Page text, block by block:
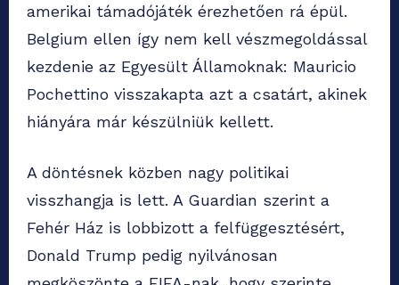
amerikai támadójáték érezhetően rá épül.
Belgium ellen így nem kell vészmegoldással
kezdenie az Egyesült Államoknak: Mauricio
Pochettino visszakapta azt a csatárt, akinek
hiányára már készülniük kellett.
A döntésnek közben nagy politikai
visszhangja is lett. A Guardian szerint a
Fehér Ház is lobbizott a felfüggesztésért,
Donald Trump pedig nyilvánosan